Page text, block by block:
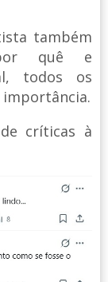
também
quê e
todos os
importância.
críticas à